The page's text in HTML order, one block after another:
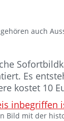
auch
Es
kostet 10
Bild mit der